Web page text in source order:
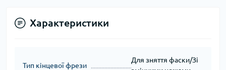
Характеристики
Тип кінцевої фрези
Для зняття фаски/Зі